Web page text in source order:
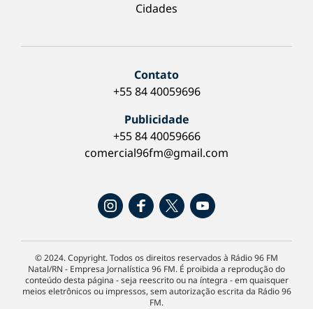
Cidades
Contato
+55 84 40059696
Publicidade
+55 84 40059666
comercial96fm@gmail.com
© 2024. Copyright. Todos os direitos reservados à Rádio 96 FM
Natal/RN - Empresa Jornalística 96 FM. É proibida a reprodução do
conteúdo desta página - seja reescrito ou na íntegra - em quaisquer
meios eletrônicos ou impressos, sem autorização escrita da Rádio 96
FM.